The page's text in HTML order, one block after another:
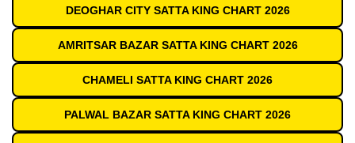
DEOGHAR CITY SATTA KING CHART 2026
AMRITSAR BAZAR SATTA KING CHART 2026
CHAMELI SATTA KING CHART 2026
PALWAL BAZAR SATTA KING CHART 2026